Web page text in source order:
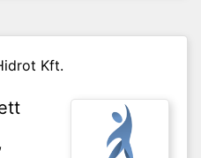
Kft.